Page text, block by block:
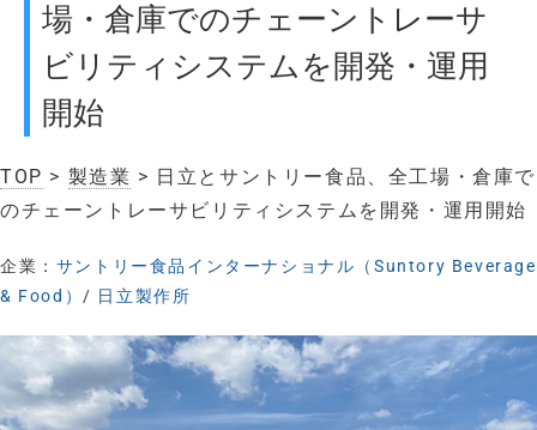
場・倉庫でのチェーントレーサ
ビリティシステムを開発・運用
開始
TOP > 製造業 > 日立とサントリー食品、全工場・倉庫で
のチェーントレーサビリティシステムを開発・運用開始
企業： サントリー食品インターナショナル（Suntory Beverage
& Food）/ 日立製作所